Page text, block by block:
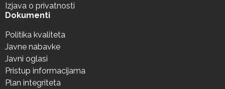
Izjava o privatnosti
Dokumenti
Politika kvaliteta
Javne nabavke
Javni oglasi
Pristup informacijama
Plan integriteta